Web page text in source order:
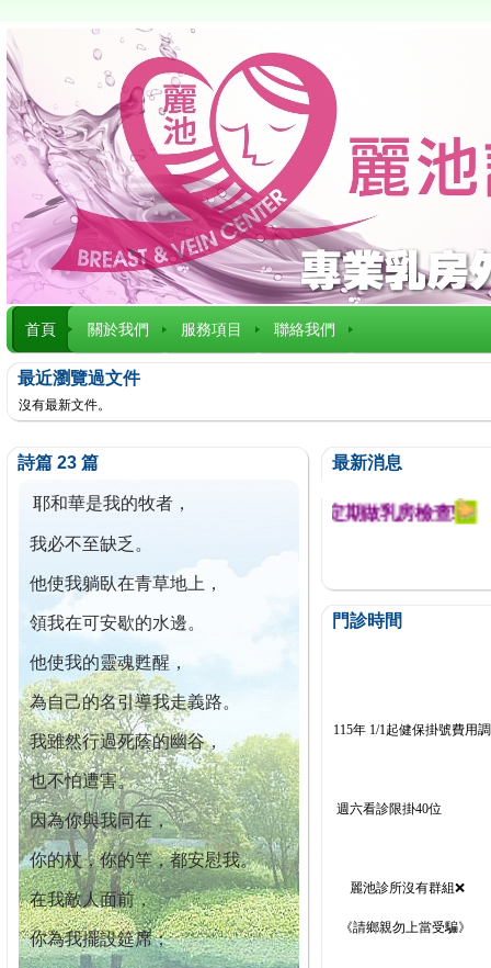
首頁 關於我們 服務項目 聯絡我們
最近瀏覽過文件
沒有最新文件。
詩篇 23 篇
耶和華是我的牧者，
我必不至缺乏。
他使我躺臥在青草地上，
領我在可安歇的水邊。
他使我的靈魂甦醒，
為自己的名引導我走義路。
我雖然行過死蔭的幽谷，
也不怕遭害。
因為你與我同在，
你的杖，你的竿，都安慰我。
在我敵人面前，
你為我擺設筵席；
最新消息
迄今已篩檢出1700位乳癌患者,提醒您定期做乳房檢查!
門診時間
115年 1/1起健保掛號費用
週六看診限掛40位
麗池診所沒有群組❌
《請鄉親勿上當受騙》